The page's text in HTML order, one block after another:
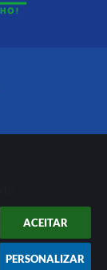
ACEITAR
PERSONALIZAR
das